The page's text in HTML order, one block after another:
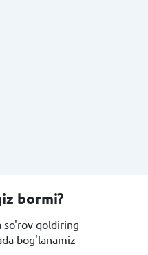
bormi?
so'rov qoldiring
bog'lanamiz